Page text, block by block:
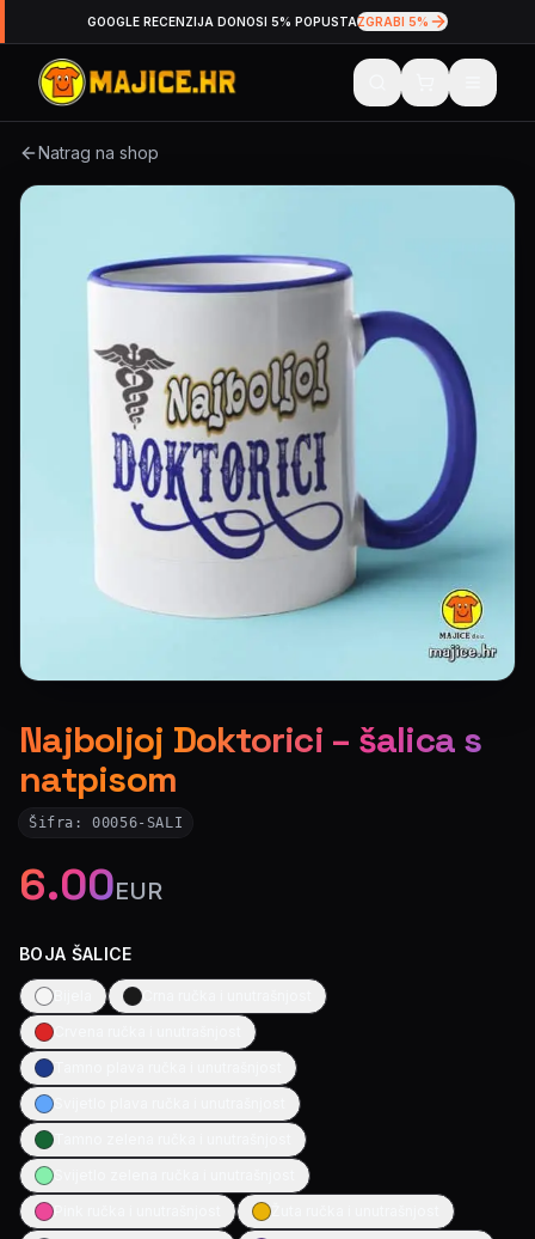
GOOGLE RECENZIJA DONOSI 5% POPUSTAZGRABI 5%
Natrag na shop
Najboljoj Doktorici – šalica s
natpisom
Šifra:00056-SALI
6.00EUR
BOJA ŠALICE